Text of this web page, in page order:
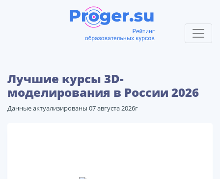
Лучшие курсы 3D-
моделирования в России 2026
Данные актуализированы 07 августа 2026г